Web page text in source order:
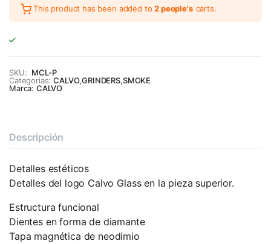
This product has been added to2 people's carts.
SKU: MCL-P
Categorias: CALVO,GRINDERS,SMOKE
Marca: CALVO
Descripción
Detalles estéticos
Detalles del logo Calvo Glass en la pieza superior.
Estructura funcional
Dientes en forma de diamante
Tapa magnética de neodimio